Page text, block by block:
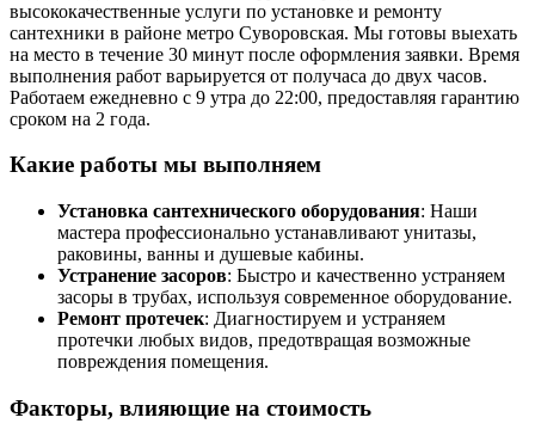
высококачественные услуги по установке и ремонту
сантехники в районе метро Суворовская. Мы готовы выехать
на место в течение 30 минут после оформления заявки. Время
выполнения работ варьируется от получаса до двух часов.
Работаем ежедневно с 9 утра до 22:00, предоставляя гарантию
сроком на 2 года.
Какие работы мы выполняем
Установка сантехнического оборудования: Наши
мастера профессионально устанавливают унитазы,
раковины, ванны и душевые кабины.
Устранение засоров: Быстро и качественно устраняем
засоры в трубах, используя современное оборудование.
Ремонт протечек: Диагностируем и устраняем
протечки любых видов, предотвращая возможные
повреждения помещения.
Факторы, влияющие на стоимость